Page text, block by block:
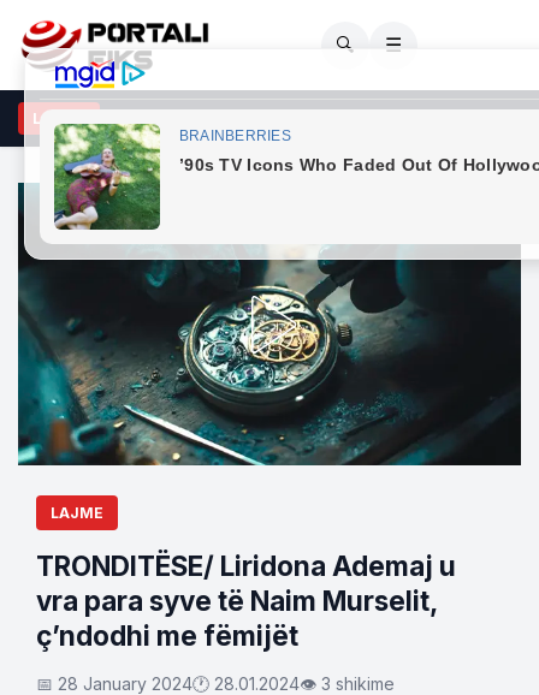
🔍 ☰
LAJME
në Korçë/ Autori dhe viktima u përfshinë në sherr, 20-vjeçarit i
LAJME
TRONDITËSE/ Liridona Ademaj u
vra para syve të Naim Murselit,
ç’ndodhi me fëmijët
📅 28 January 2024🕐 28.01.2024👁 3 shikime